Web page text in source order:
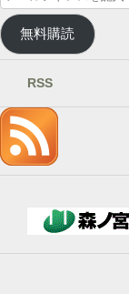
ー
ル
ア
ド
を
記
入
→
ン
無料購読
RSS